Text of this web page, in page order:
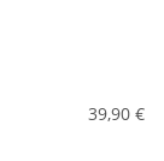
39,90 €